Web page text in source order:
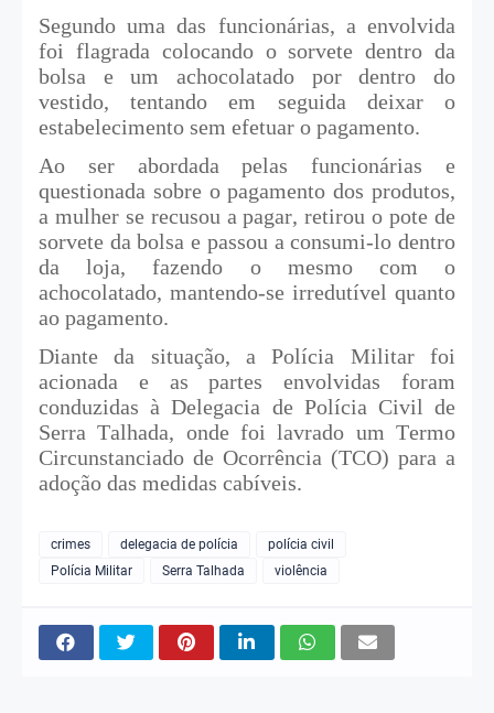
Segundo uma das funcionárias, a envolvida
foi flagrada colocando o sorvete dentro da
bolsa e um achocolatado por dentro do
vestido, tentando em seguida deixar o
estabelecimento sem efetuar o pagamento.
Ao ser abordada pelas funcionárias e
questionada sobre o pagamento dos produtos,
a mulher se recusou a pagar, retirou o pote de
sorvete da bolsa e passou a consumi-lo dentro
da loja, fazendo o mesmo com o
achocolatado, mantendo-se irredutível quanto
ao pagamento.
Diante da situação, a Polícia Militar foi
acionada e as partes envolvidas foram
conduzidas à Delegacia de Polícia Civil de
Serra Talhada, onde foi lavrado um Termo
Circunstanciado de Ocorrência (TCO) para a
adoção das medidas cabíveis.
crimes delegacia de polícia
polícia civil
Polícia Militar
Serra Talhada violência